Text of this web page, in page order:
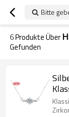
Bitte
6Produkte Über
Gefunden